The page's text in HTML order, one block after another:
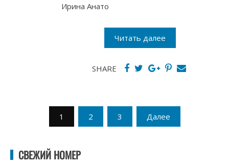
Ирина Анато
Читать далее
SHARE
Пагинация
записей
1 2 3 Далее
СВЕЖИЙ НОМЕР